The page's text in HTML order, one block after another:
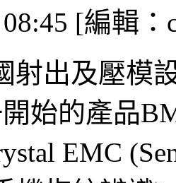
[編輯：
射出及壓模
始的產品
EMC